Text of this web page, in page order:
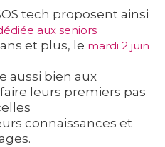
tech proposent ainsi
aux seniors
et plus, le mardi 2 juin
aussi bien aux
faire leurs premiers pas
connaissances et
.